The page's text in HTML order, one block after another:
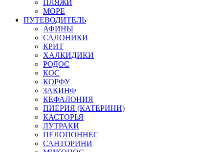
ПЛЯЖИ
МОРЕ
ПУТЕВОДИТЕЛЬ
АФИНЫ
САЛОНИКИ
КРИТ
ХАЛКИДИКИ
РОДОС
КОС
КОРФУ
ЗАКИНФ
КЕФАЛОНИЯ
ПИЕРИЯ (КАТЕРИНИ)
КАСТОРЬЯ
ЛУТРАКИ
ПЕЛОПОННЕС
САНТОРИНИ